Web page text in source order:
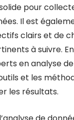
pour
Il est
clairs et de
à suivre.
en analyse
et les
les résultats.